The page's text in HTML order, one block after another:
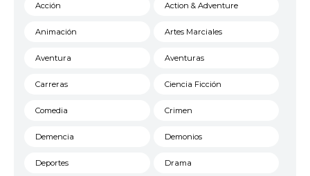
Acción Action & Adventure
Animación Artes Marciales
Aventura Aventuras
Carreras Ciencia Ficción
Comedia Crimen
Demencia Demonios
Deportes Drama